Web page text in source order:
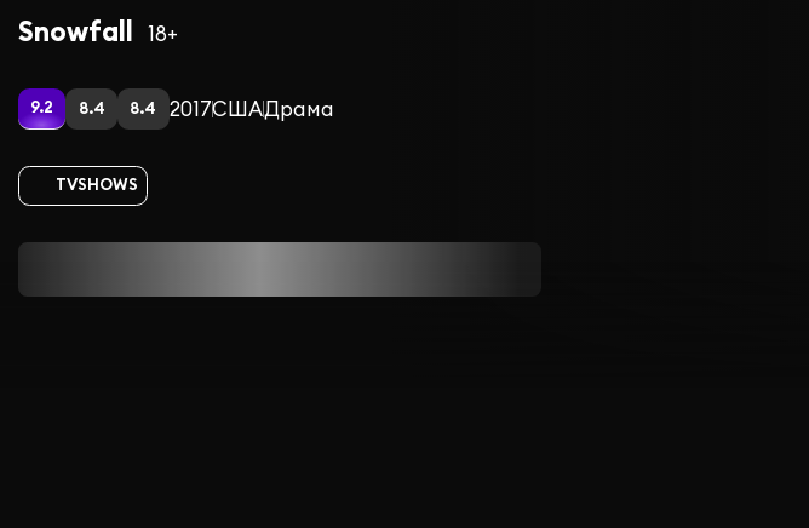
Snowfall 18+
9.2 8.4 8.4 2017СШАДрама
TVSHOWS